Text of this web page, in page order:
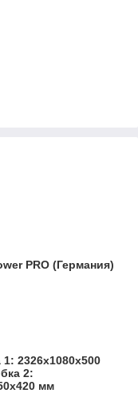
PRO (Германия)
1: 2326x1080x500
2:
мм